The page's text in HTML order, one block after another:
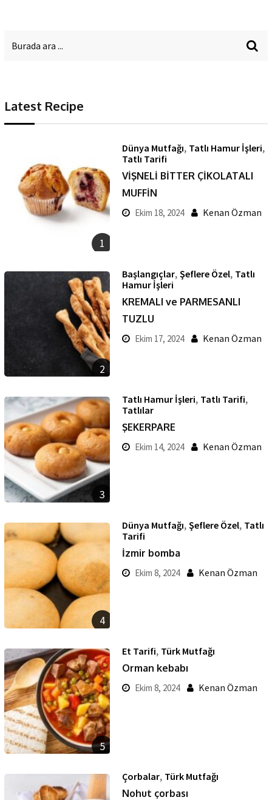
Latest Recipe
1
Dünya Mutfağı, Tatlı Hamur İşleri,
Tatlı Tarifi
VİŞNELİ BİTTER ÇİKOLATALI
MUFFİN
Ekim 18, 2024 Kenan Özman
2
Başlangıçlar, Şeflere Özel, Tatlı
Hamur İşleri
KREMALI ve PARMESANLI
TUZLU
Ekim 17, 2024 Kenan Özman
3
Tatlı Hamur İşleri, Tatlı Tarifi,
Tatlılar
ŞEKERPARE
Ekim 14, 2024 Kenan Özman
4
Dünya Mutfağı, Şeflere Özel, Tatlı
Tarifi
İzmir bomba
Ekim 8, 2024 Kenan Özman
5
Et Tarifi, Türk Mutfağı
Orman kebabı
Ekim 8, 2024 Kenan Özman
Çorbalar, Türk Mutfağı
Nohut çorbası